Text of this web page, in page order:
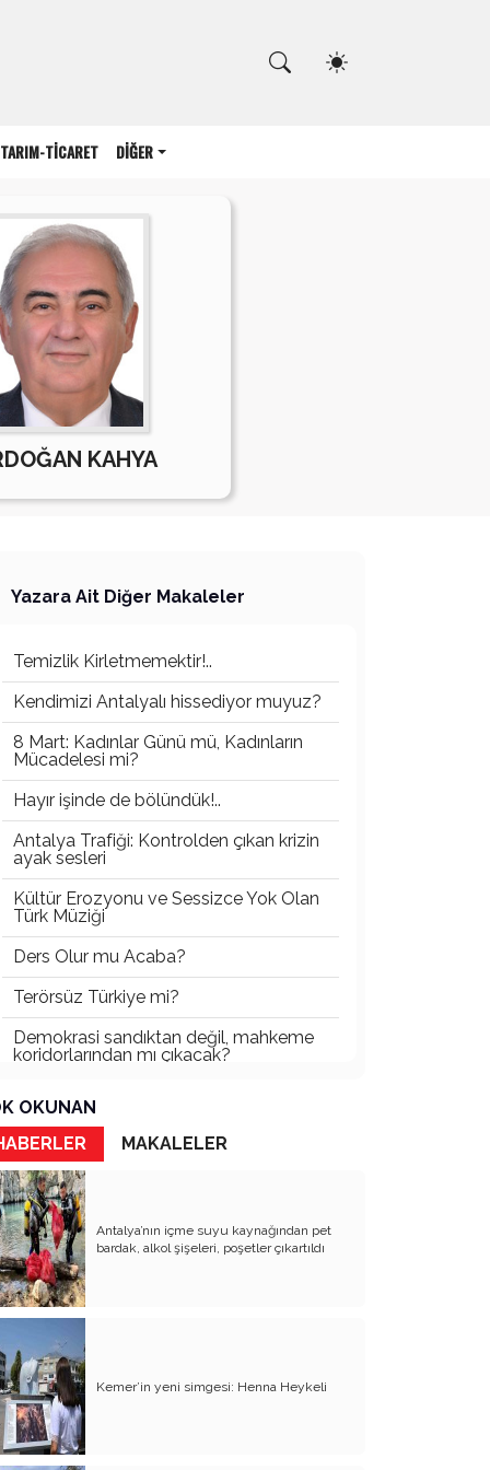
TARIM-TİCARET DİĞER
KAHYA
Yazara Ait Diğer Makaleler
Temizlik Kirletmemektir!..
Kendimizi Antalyalı hissediyor muyuz?
8 Mart: Kadınlar Günü mü, Kadınların
Mücadelesi mi?
Hayır işinde de bölündük!..
Antalya Trafiği: Kontrolden çıkan krizin
ayak sesleri
Kültür Erozyonu ve Sessizce Yok Olan
Türk Müziği
Ders Olur mu Acaba?
Terörsüz Türkiye mi?
Demokrasi sandıktan değil, mahkeme
koridorlarından mı çıkacak?
Gazetecinin kaderi!..
Turizmde Herşey Dahil Sistemi
tartışılmalı
MB Başkanı ve Şimşek’e
Padişahın Vergi Deneyi!..
Erdoğan ve Özel’e açık mektup!..
Bahçeli siyasetin zirvesine oturdu!..
Artık yeter!.. Başka Antalya yok!..
Milli Eğitim cemaatlere mi teslim
ediliyor?
Liyakatın Gözyaşları!..
OKUNAN
MAKALELER
Antalya’nın içme suyu kaynağından pet
bardak, alkol şişeleri, poşetler çıkartıldı
Kemer’in yeni simgesi: Henna Heykeli